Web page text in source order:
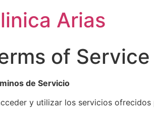
Arias
of Service
de Servicio
y utilizar los servicios